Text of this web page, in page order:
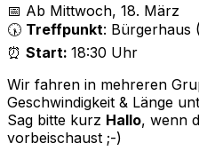
📅 Ab Mittwoch, 18. März
🕠 Treffpunkt: Bürgerhaus
⏰ Start: 18:30 Uhr
Wir fahren in mehreren
Geschwindigkeit & Länge
Sag bitte kurz Hallo, wenn
vorbeischaust ;-)